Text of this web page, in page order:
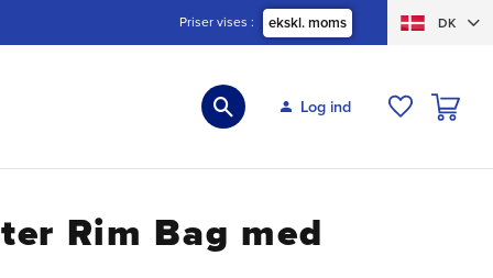
Priser vises ekskl. moms DK
Log ind
Rim Bag med